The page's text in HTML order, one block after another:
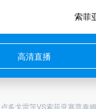
高清直播
多戈雷茨VS索菲亚塞普泰